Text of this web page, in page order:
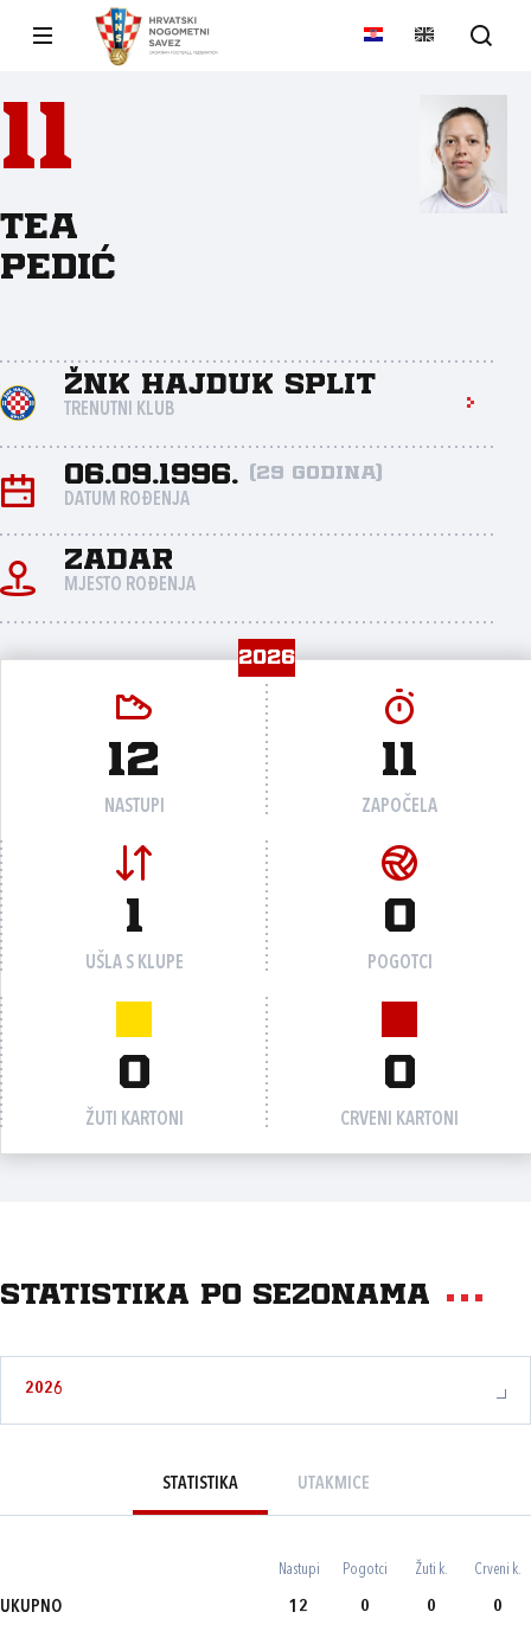
11
Tea
Pedić
ŽNK Hajduk Split
TRENUTNI KLUB
06.09.1996. (29 godina)
DATUM ROĐENJA
Zadar
MJESTO ROĐENJA
2026
12
NASTUPI
11
ZAPOČELA
1
UŠLA S KLUPE
0
POGOTCI
0
ŽUTI KARTONI
0
CRVENI KARTONI
Statistika po sezonama
2026
STATISTIKA UTAKMICE
Nastupi Pogotci Žuti k. Crveni k.
UKUPNO 12 0 0 0